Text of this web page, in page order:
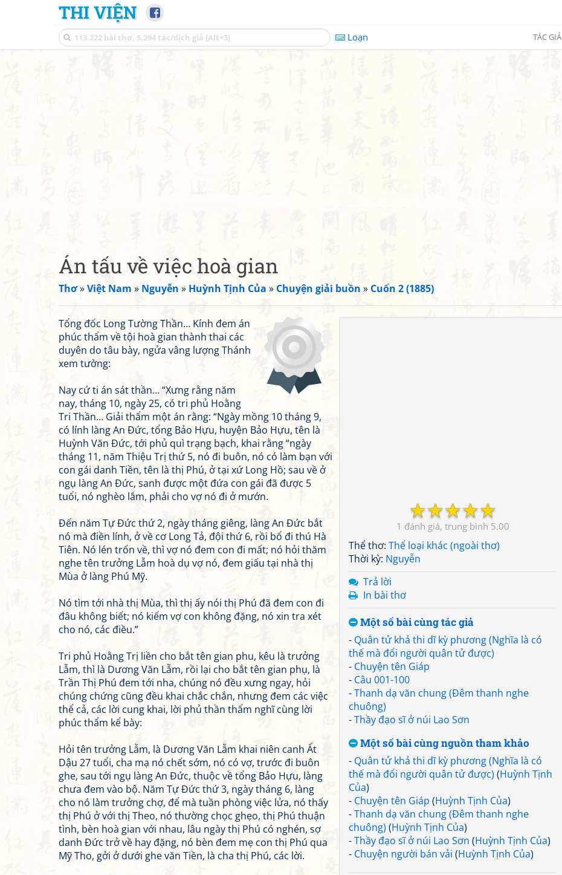
THI VIỆN
Loạn TÁC GIẢ
Án tấu về việc hoà gian
Thơ»Việt Nam » Nguyễn » Huỳnh Tịnh Của » Chuyện giải buồn » Cuốn 2 (1885)
☆
☆
☆
☆
☆
1 5.00
Thể thơ: Thể loại khác (ngoài thơ)
Thời kỳ: Nguyễn
Trả lời
In bài thơ
Một số bài cùng tác giả
- Quân tử khả thi dĩ kỳ phương (Nghĩa là có
thế mà đổi người quân tử được)
- Chuyện tên Giáp
- Câu 001-100
-Thanh dạ văn chung (Đêm thanh nghe
chuông)
-Thầy đạo sĩ ở núi Lao Sơn
Một số bài cùng nguồn tham khảo
- Quân tử khả thi dĩ kỳ phương (Nghĩa là có
thế mà đổi người quân tử được) (Huỳnh Tịnh
Của)
- Chuyện tên Giáp (Huỳnh Tịnh Của)
-Thanh dạ văn chung (Đêm thanh nghe
chuông) (Huỳnh Tịnh Của)
-Thầy đạo sĩ ở núi Lao Sơn (Huỳnh Tịnh Của)
- Chuyện người bán vải (Huỳnh Tịnh Của)
Tổng đốc Long Tường Thần… Kính đem án
phúc thẩm về tội hoà gian thành thai các
duyên do tâu bày, ngửa vâng lượng Thánh
xem tường:
Nay cứ ti án sát thần… “Xưng rằng năm
nay, tháng 10, ngày 25, có tri phủ Hoằng
Tri Thần… Giải thẩm một án rằng: “Ngày mồng 10 tháng 9,
có lính làng An Đức, tổng Bảo Hựu, huyện Bảo Hựu, tên là
Huỳnh Văn Đức, tới phủ quì trạng bạch, khai rằng “ngày
tháng 11, năm Thiệu Trị thứ 5, nó đi buôn, nó có làm bạn với
con gái danh Tiền, tên là thị Phú, ở tại xứ Long Hồ; sau về ở
ngụ làng An Đức, sanh được một đứa con gái đã được 5
tuổi, nó nghèo lắm, phải cho vợ nó đi ở mướn.
Đến năm Tự Đức thứ 2, ngày tháng giêng, làng An Đức bắt
nó mà điền lính, ở về cơ Long Tả, đội thứ 6, rồi bổ đi thú Hà
Tiên. Nó lén trốn về, thì vợ nó đem con đi mất; nó hỏi thăm
nghe tên trưởng Lẫm hoà dụ vợ nó, đem giấu tại nhà thị
Mùa ở làng Phú Mỹ.
Nó tìm tới nhà thị Mùa, thì thị ấy nói thị Phú đã đem con đi
đâu không biết; nó kiếm vợ con không đặng, nó xin tra xét
cho nó, các điều.”
Tri phủ Hoằng Trị liền cho bắt tên gian phu, kêu là trưởng
Lẫm, thì là Dương Văn Lẫm, rồi lại cho bắt tên gian phụ, là
Trần Thị Phú đem tới nha, chúng nó đều xưng ngay, hỏi
chúng chứng cũng đều khai chắc chắn, nhưng đem các việc
thể cả, các lời cung khai, lời phủ thần thẩm nghĩ cùng lời
phúc thẩm kể bày:
Hỏi tên trưởng Lẫm, là Dương Văn Lẫm khai niên canh Ất
Dậu 27 tuổi, cha mạ nó chết sớm, nó có vợ, trước đi buôn
ghe, sau tới ngụ làng An Đức, thuộc về tổng Bảo Hựu, làng
chưa đem vào bộ. Năm Tự Đức thứ 3, ngày tháng 6, làng
cho nó làm trưởng chợ, để mà tuần phòng việc lửa, nó thấy
thị Phú ở với thị Theo, nó thường chọc ghẹo, thị Phú thuận
tình, bèn hoà gian với nhau, lâu ngày thị Phú có nghén, sợ
danh Đức trở về hay đặng, nó bèn đem mẹ con thị Phú qua
Mỹ Tho, gởi ở dưới ghe văn Tiền, là cha thị Phú, các lời.